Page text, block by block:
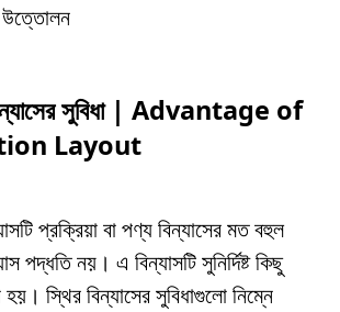
উত্তোলন
সুবিধা | Advantage of
Layout
প্রক্রিয়া বা পণ্য বিন্যাসের মত বহুল
পদ্ধতি নয়। এ বিন্যাসটি সুনির্দিষ্ট কিছু
হয়। স্থির বিন্যাসের সুবিধাগুলো নিম্নে